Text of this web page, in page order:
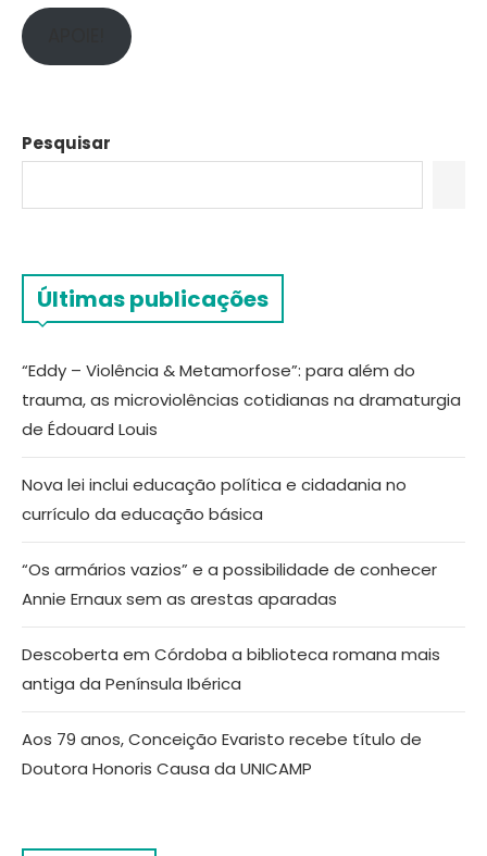
Pesquisar
Últimas publicações
“Eddy – Violência & Metamorfose”: para além do
trauma, as microviolências cotidianas na dramaturgia
de Édouard Louis
Nova lei inclui educação política e cidadania no
currículo da educação básica
“Os armários vazios” e a possibilidade de conhecer
Annie Ernaux sem as arestas aparadas
Descoberta em Córdoba a biblioteca romana mais
antiga da Península Ibérica
Aos 79 anos, Conceição Evaristo recebe título de
Doutora Honoris Causa da UNICAMP